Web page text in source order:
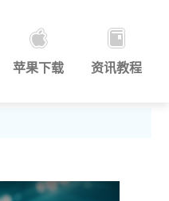
苹果下载 资讯教程